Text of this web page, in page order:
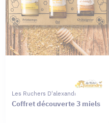
Les Ruchers D'alexandre
Coffret découverte 3 miels